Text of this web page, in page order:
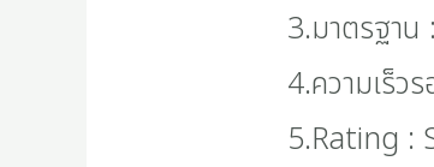
3.มาตรฐาน
4.ความเร็ว
5.Rating :